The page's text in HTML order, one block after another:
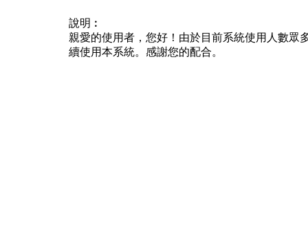
說明︰
親愛的使用者，您好！由於目前系統使用人數眾
續使用本系統。感謝您的配合。